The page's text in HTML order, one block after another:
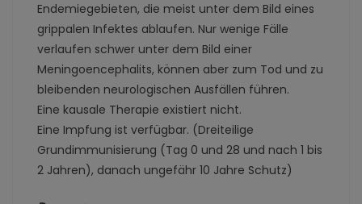
Endemiegebieten, die meist unter dem Bild eines
grippalen Infektes ablaufen. Nur wenige Fälle
verlaufen schwer unter dem Bild einer
Meningoencephalits, können aber zum Tod und zu
bleibenden neurologischen Ausfällen führen.
Eine kausale Therapie existiert nicht.
Eine Impfung ist verfügbar. (Dreiteilige
Grundimmunisierung (Tag 0 und 28 und nach 1 bis
2 Jahren), danach ungefähr 10 Jahre Schutz)